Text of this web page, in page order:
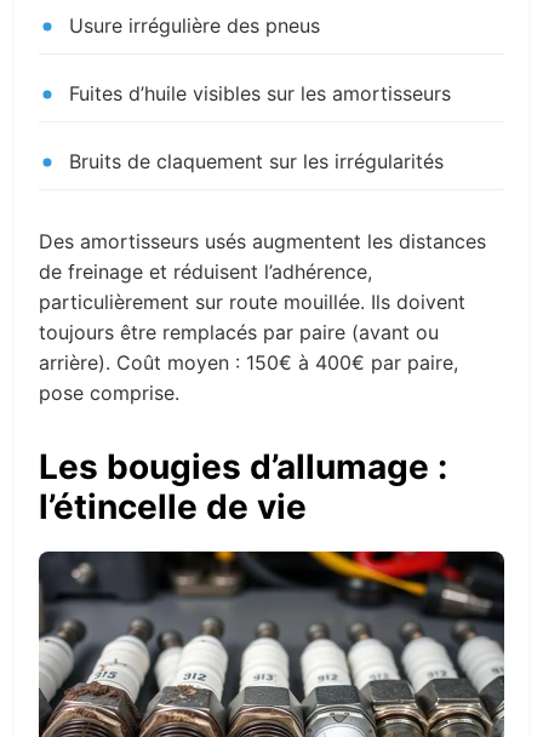
Usure irrégulière des pneus
Fuites d’huile visibles sur les amortisseurs
Bruits de claquement sur les irrégularités
Des amortisseurs usés augmentent les distances
de freinage et réduisent l’adhérence,
particulièrement sur route mouillée. Ils doivent
toujours être remplacés par paire (avant ou
arrière). Coût moyen : 150€ à 400€ par paire,
pose comprise.
Les bougies d’allumage :
l’étincelle de vie